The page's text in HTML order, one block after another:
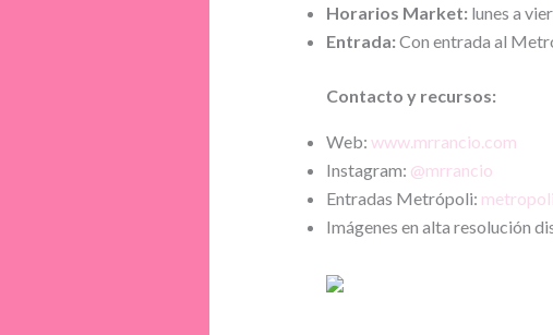
Horarios Market: lunes a
Entrada: Con entrada al
Contacto y recursos:
Web: www.mrrancio.com
Instagram: @mrrancio
Entradas Metrópoli:
Imágenes en alta resolución